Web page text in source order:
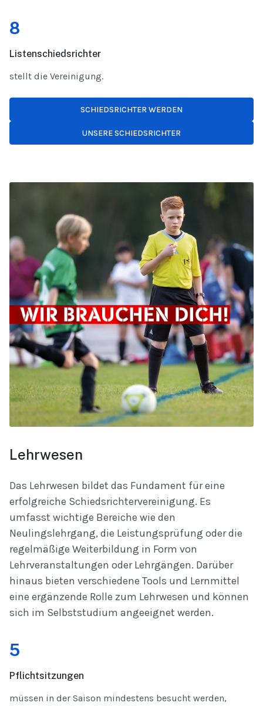
8
Listenschiedsrichter
stellt die Vereinigung.
SCHIEDSRICHTER WERDEN
UNSERE SCHIEDSRICHTER
Lehrwesen
Das Lehrwesen bildet das Fundament für eine
erfolgreiche Schiedsrichtervereinigung. Es
umfasst wichtige Bereiche wie den
Neulingslehrgang, die Leistungsprüfung oder die
regelmäßige Weiterbildung in Form von
Lehrveranstaltungen oder Lehrgängen. Darüber
hinaus bieten verschiedene Tools und Lernmittel
eine ergänzende Rolle zum Lehrwesen und können
sich im Selbststudium angeeignet werden.
5
Pflichtsitzungen
müssen in der Saison mindestens besucht werden,